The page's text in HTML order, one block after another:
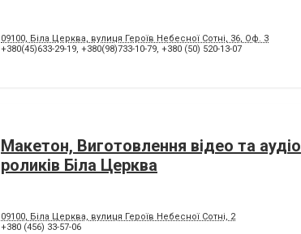
09100, Біла Церква, вулиця Героїв Небесної Сотні, 36, Оф. 3
+380(45)633-29-19, +380(98)733-10-79, +380 (50) 520-13-07
Макетон, Виготовлення відео та аудіо
роликів Біла Церква
09100, Біла Церква, вулиця Героїв Небесної Cотні, 2
+380 (456) 33-57-06